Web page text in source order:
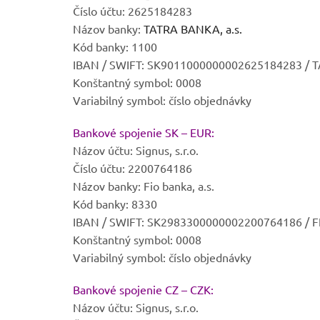
Číslo účtu: 2625184283
Názov banky: TATRA BANKA, a.s.
Kód banky: 1100
IBAN / SWIFT: SK9011000000002625184283 /
Konštantný symbol: 0008
Variabilný symbol: číslo objednávky
Bankové spojenie SK – EUR:
Názov účtu: Signus, s.r.o.
Číslo účtu: 2200764186
Názov banky: Fio banka, a.s.
Kód banky: 8330
IBAN / SWIFT: SK2983300000002200764186 /
Konštantný symbol: 0008
Variabilný symbol: číslo objednávky
Bankové spojenie CZ – CZK:
Názov účtu: Signus, s.r.o.